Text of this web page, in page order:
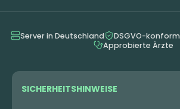
Server in Deutschland DSGVO-konform
Approbierte Ärzte
SICHERHEITSHINWEISE